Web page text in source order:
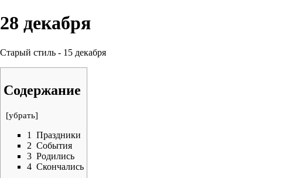
28 декабря
Старый стиль - 15 декабря
Содержание
[убрать]
1
Праздники
2 События
3 Родились
4 Скончались